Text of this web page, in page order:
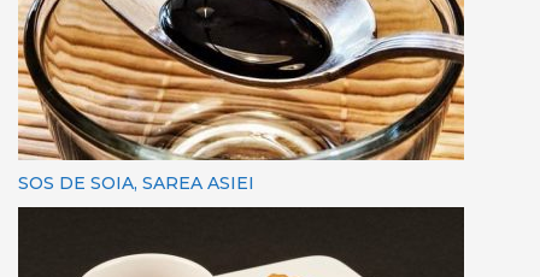
SOS DE SOIA, SAREA ASIEI